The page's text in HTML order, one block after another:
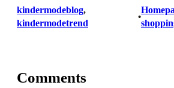
kindermodeblog
kindermodetrend
•
Comments